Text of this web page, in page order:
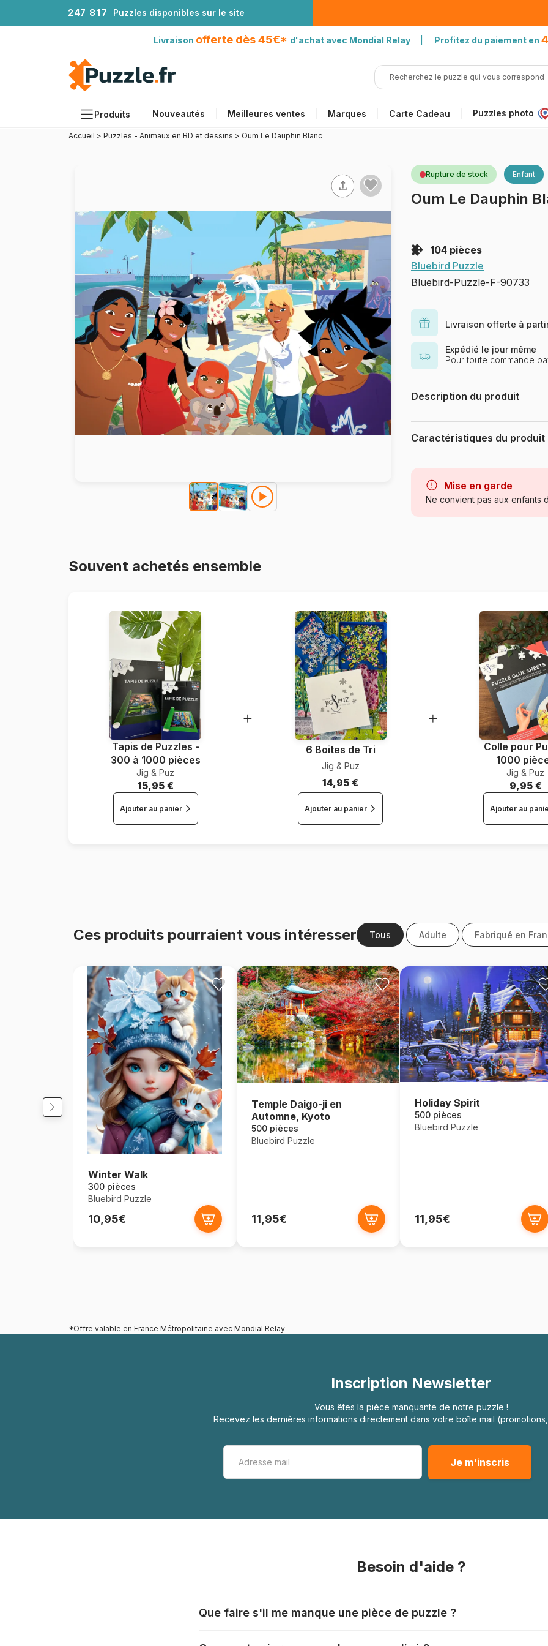
247 81 7 Puzzles disponibles sur le site
Livraison offerte dès 45€* d'achat avec Mondial Relay | Profitez du paiement en
Produits Nouveautés Meilleures ventes Marques Carte Cadeau Puzzles photo
Âges
Artistes
Accessoires
Puzzles en bois
Peinture au numéro
avec Mondial Relay
Accueil > Puzzles - Animaux en BD et dessins > Oum Le Dauphin Blanc
Rupture de stock Enfant
Oum Le Dauphin
104 pièces
Bluebird Puzzle
Bluebird-Puzzle-F-90733
Livraison offerte à
Expédié le jour même
Pour toute commande
Description du produit
Tartakovsky / Bonnet / Media
Caractéristiques du produit
Catégorie
Age
Mise en garde
Ne convient pas aux enfants
Souvent achetés ensemble
Tapis de Puzzles -
300 à 1000 pièces
Jig & Puz
15,95 €
Ajouter au panier
6 Boites de Tri
Jig & Puz
14,95 €
Ajouter au panier
Colle pour
1000
Jig & Puz
9,95 €
Ajouter au
Ces produits pourraient vous intéresser Tous Adulte Fabriqué en
Winter Walk
300 pièces
Bluebird Puzzle
10,95€
Temple Daigo-ji en
Automne, Kyoto
500 pièces
Bluebird Puzzle
11,95€
Holiday Spirit
500 pièces
Bluebird Puzzle
11,95€
*Offre valable en France Métropolitaine avec Mondial Relay
Inscription Newsletter
Vous êtes la pièce manquante de notre puzzle !
Recevez les dernières informations directement dans votre boîte mail
Besoin d'aide ?
Que faire s'il me manque une pièce de puzzle ?